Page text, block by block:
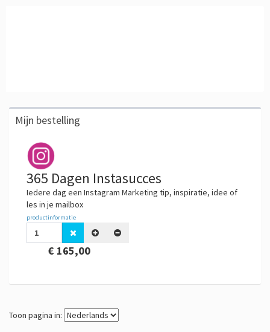
Mijn bestelling
365 Dagen Instasucces
Iedere dag een Instagram Marketing tip, inspiratie, idee of
les in je mailbox
productinformatie
€ 165,00
Toon pagina in: